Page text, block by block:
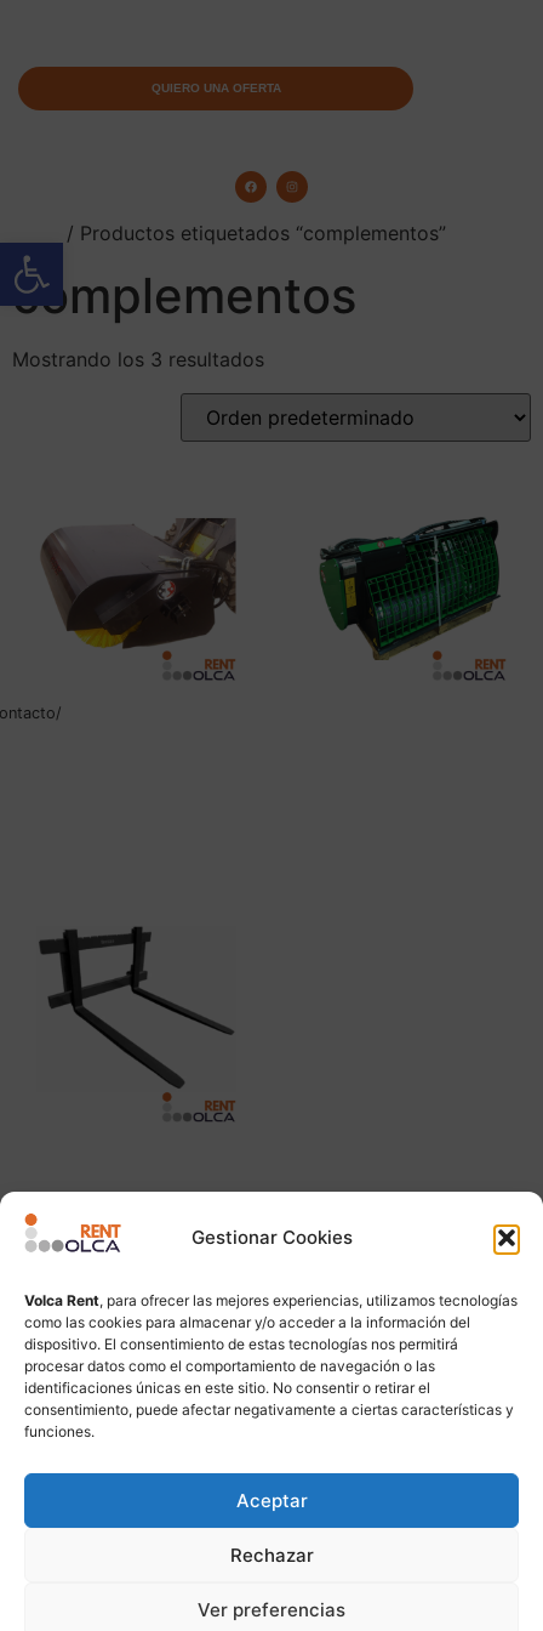
Abrir barra de herramientas
Gestionar Cookies
Volca Rent, para ofrecer las mejores experiencias, utilizamos tecnologías
como las cookies para almacenar y/o acceder a la información del
dispositivo. El consentimiento de estas tecnologías nos permitirá
procesar datos como el comportamiento de navegación o las
identificaciones únicas en este sitio. No consentir o retirar el
consentimiento, puede afectar negativamente a ciertas características y
funciones.
Aceptar
Rechazar
Ver preferencias
QUIERO UNA OFERTA
/ Productos etiquetados “complementos”
complementos
Mostrando los 3 resultados
PINZA
Leer más